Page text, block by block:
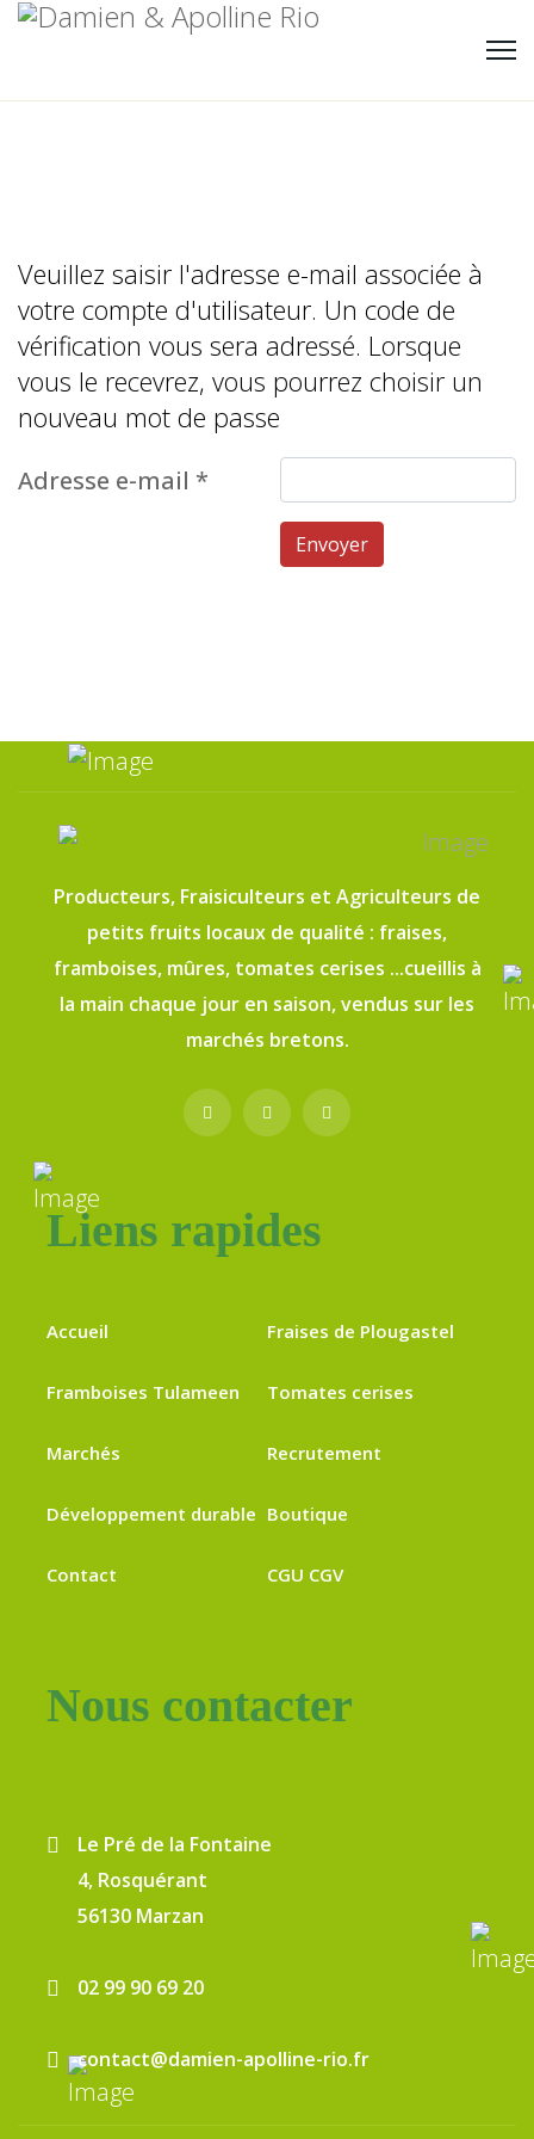
Veuillez saisir l'adresse e-mail associée à
votre compte d'utilisateur. Un code de
vérification vous sera adressé. Lorsque
vous le recevrez, vous pourrez choisir un
nouveau mot de passe
Adresse e-mail *
Envoyer
Liens rapides
Accueil Fraises de Plougastel
Framboises Tulameen Tomates cerises
Marchés Recrutement
Développement durable Boutique
Contact CGU CGV
Producteurs, Fraisiculteurs et Agriculteurs de
petits fruits locaux de qualité : fraises,
framboises, mûres, tomates cerises ...cueillis à
la main chaque jour en saison, vendus sur les
marchés bretons.
Nous contacter
Le Pré de la Fontaine
4, Rosquérant
56130 Marzan
02 99 90 69 20
contact@damien-apolline-rio.fr